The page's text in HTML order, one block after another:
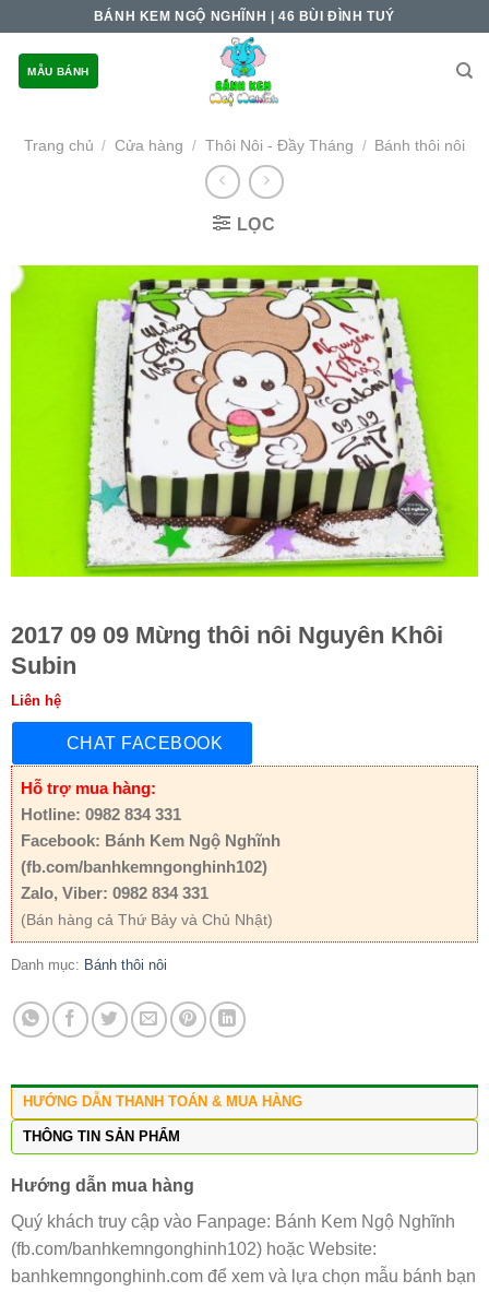
content
BÁNH KEM NGỘ NGHĨNH | 46 BÙI ĐÌNH TUÝ
MẪU BÁNH
Trang chủ / Cửa hàng / Thôi Nôi - Đầy Tháng / Bánh thôi nôi
LỌC
2017 09 09 Mừng thôi nôi Nguyên Khôi
Subin
Liên hệ
CHAT FACEBOOK
Hỗ trợ mua hàng:
Hotline: 0982 834 331
Facebook: Bánh Kem Ngộ Nghĩnh
(fb.com/banhkemngonghinh102)
Zalo, Viber: 0982 834 331
(Bán hàng cả Thứ Bảy và Chủ Nhật)
Danh mục: Bánh thôi nôi
HƯỚNG DẪN THANH TOÁN & MUA HÀNG
THÔNG TIN SẢN PHẨM
Hướng dẫn mua hàng
Quý khách truy cập vào Fanpage: Bánh Kem Ngộ Nghĩnh
(fb.com/banhkemngonghinh102) hoặc Website:
banhkemngonghinh.com để xem và lựa chọn mẫu bánh bạn